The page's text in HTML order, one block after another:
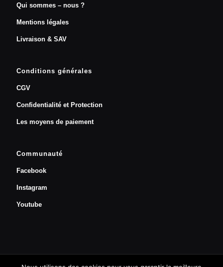
Qui sommes – nous ?
Mentions légales
Livraison & SAV
Conditions générales
CGV
Confidentialité et Protection
Les moyens de paiement
Communauté
Facebook
Instagram
Youtube